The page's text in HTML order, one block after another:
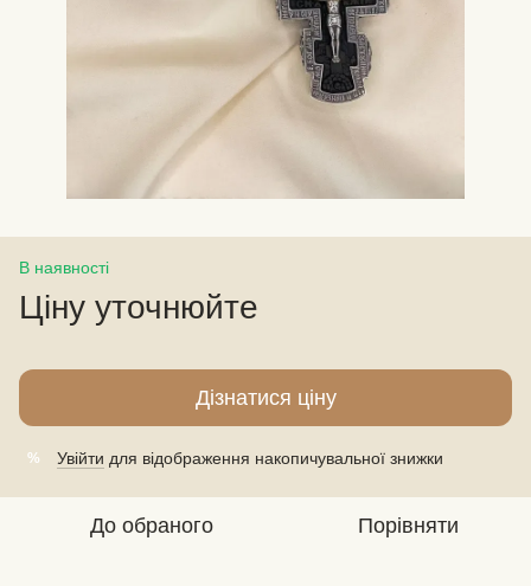
В наявності
Ціну уточнюйте
Дізнатися ціну
% Увійти для відображення накопичувальної знижки
До обраного Порівняти